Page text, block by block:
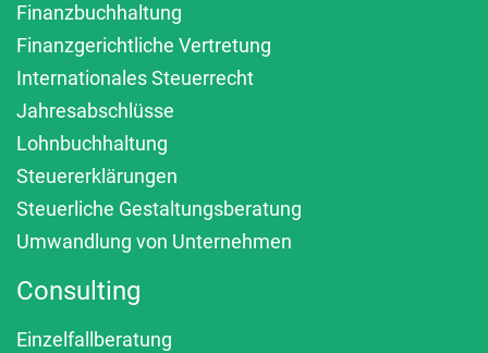
Finanzbuchhaltung
Finanzgerichtliche Vertretung
Internationales Steuerrecht
Jahresabschlüsse
Lohnbuchhaltung
Steuererklärungen
Steuerliche Gestaltungsberatung
Umwandlung von Unternehmen
Consulting
Einzelfallberatung